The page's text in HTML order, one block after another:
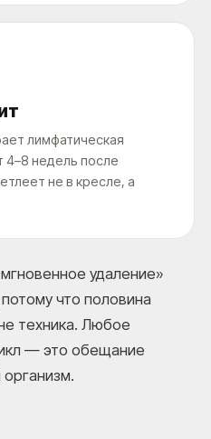
лимфатическая
4–8 недель после
не в кресле, а
удаление»
что половина
техника. Любое
— это обещание